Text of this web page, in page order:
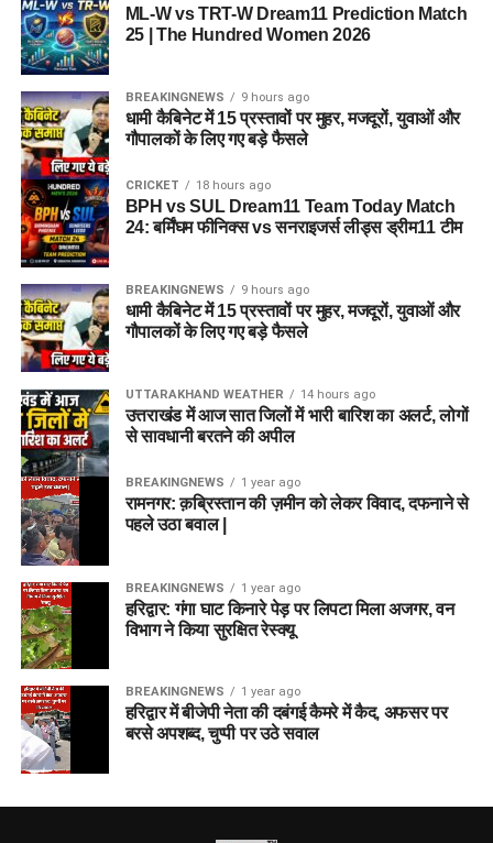
ML-W vs TRT-W Dream11 Prediction Match
25 | The Hundred Women 2026
BREAKINGNEWS 9 hours ago
धामी कैबिनेट में 15 प्रस्तावों पर मुहर, मजदूरों, युवाओं और
गौपालकों के लिए गए बड़े फैसले
CRICKET 18 hours ago
BPH vs SUL Dream11 Team Today Match
24: बर्मिंघम फीनिक्स vs सनराइजर्स लीड्स ड्रीम11 टीम
BREAKINGNEWS 9 hours ago
धामी कैबिनेट में 15 प्रस्तावों पर मुहर, मजदूरों, युवाओं और
गौपालकों के लिए गए बड़े फैसले
UTTARAKHAND WEATHER 14 hours ago
उत्तराखंड में आज सात जिलों में भारी बारिश का अलर्ट, लोगों
से सावधानी बरतने की अपील
BREAKINGNEWS 1 year ago
रामनगर: क़ब्रिस्तान की ज़मीन को लेकर विवाद, दफनाने से
पहले उठा बवाल |
BREAKINGNEWS 1 year ago
हरिद्वार: गंगा घाट किनारे पेड़ पर लिपटा मिला अजगर, वन
विभाग ने किया सुरक्षित रेस्क्यू
BREAKINGNEWS 1 year ago
हरिद्वार में बीजेपी नेता की दबंगई कैमरे में कैद, अफसर पर
बरसे अपशब्द, चुप्पी पर उठे सवाल